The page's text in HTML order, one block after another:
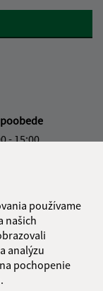
používame
našich
analýzu
pochopenie
poobede
- 15:00
- 14:00
12:00